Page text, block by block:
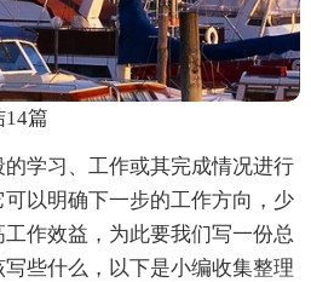
篇
学习、工作或其完成情况进行
以明确下一步的工作方向，少
作效益，为此要我们写一份总
些什么，以下是小编收集整理